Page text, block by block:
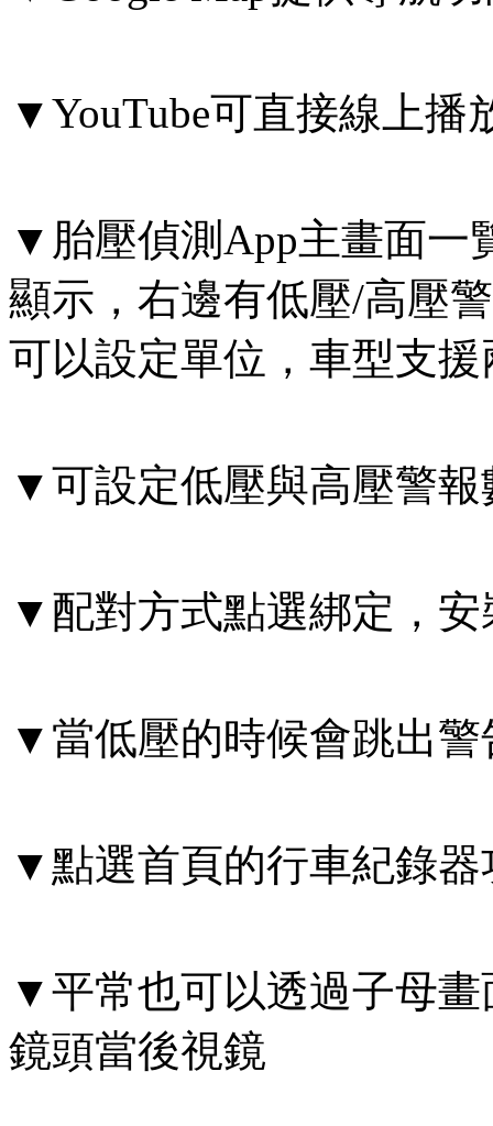
▼YouTube可直接線上播
▼胎壓偵測App主畫面一
顯示，右邊有低壓/高壓
可以設定單位，車型支
▼可設定低壓與高壓警報
▼配對方式點選綁定，
▼當低壓的時候會跳出警
▼點選首頁的行車紀錄
▼平常也可以透過子母
鏡頭當後視鏡